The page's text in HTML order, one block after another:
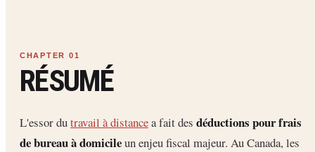
RÉSUMÉ
L'essor dutravail à distancea fait des déductions pour frais
de bureau à domicileun enjeu fiscal majeur. Au Canada, les